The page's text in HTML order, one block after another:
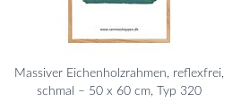
Massiver Eichenholzrahmen, reflexfrei,
schmal – 50 x 60 cm, Typ 320